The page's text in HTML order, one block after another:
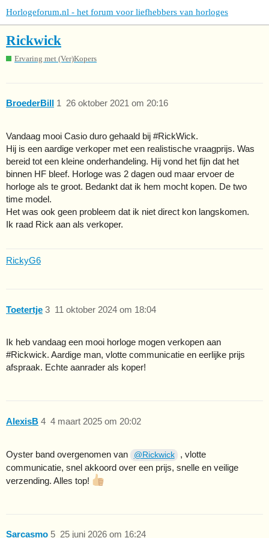
Horlogeforum.nl - het forum voor liefhebbers van horloges
Rickwick
Ervaring met (Ver)Kopers
BroederBill 26 oktober 2021 om 20:16
1
Vandaag mooi Casio duro gehaald bij #RickWick.
Hij is een aardige verkoper met een realistische vraagprijs. Was
bereid tot een kleine onderhandeling. Hij vond het fijn dat het
binnen HF bleef. Horloge was 2 dagen oud maar ervoer de
horloge als te groot. Bedankt dat ik hem mocht kopen. De two
time model.
Het was ook geen probleem dat ik niet direct kon langskomen.
Ik raad Rick aan als verkoper.
RickyG6
Toetertje 11 oktober 2024 om 18:04
3
Ik heb vandaag een mooi horloge mogen verkopen aan
#Rickwick. Aardige man, vlotte communicatie en eerlijke prijs
afspraak. Echte aanrader als koper!
AlexisB 4 maart 2025 om 20:02
4
Oyster band overgenomen van @Rickwick
, vlotte
communicatie, snel akkoord over een prijs, snelle en veilige
verzending. Alles top!
Sarcasmo 25 juni 2026 om 16:24
5